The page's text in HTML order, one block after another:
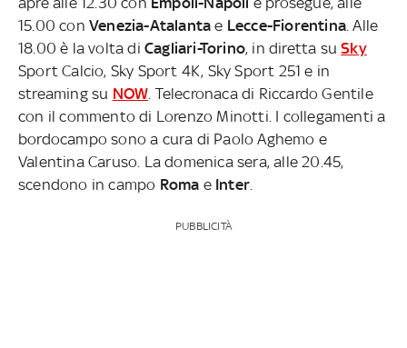
15.00 con Venezia-Atalantae Lecce-Fiorentina . Alle
18.00 è la volta di Cagliari-Torino, in diretta suSky
Sport Calcio, Sky Sport 4K, Sky Sport 251 e in
streaming su NOW . Telecronaca di Riccardo Gentile
con il commento di Lorenzo Minotti. I collegamenti a
bordocampo sono a cura di Paolo Aghemo e
Valentina Caruso. La domenica sera, alle 20.45,
scendono in campo Roma e Inter
PUBBLICITÀ